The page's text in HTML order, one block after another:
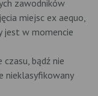
zawodników
miejsc ex aequo,
jest w momencie
bądź nie
nieklasyfikowany